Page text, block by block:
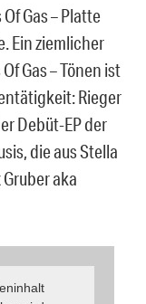
Gas – Platte
Ein ziemlicher
Gas – Tönen ist
Rieger
Debüt-EP der
die aus Stella
aka